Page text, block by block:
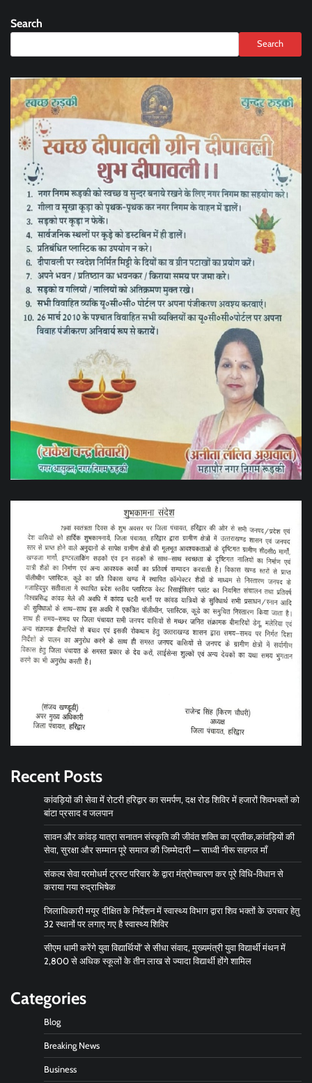
Search
Search
Recent Posts
कांवड़ियों की सेवा में रोटरी हरिद्वार का समर्पण, दक्ष रोड शिविर में हजारों शिवभक्तों को
बांटा प्रसाद व जलपान
सावन और कांवड़ यात्रा सनातन संस्कृति की जीवंत शक्ति का प्रतीक,कांवड़ियों की
सेवा, सुरक्षा और सम्मान पूरे समाज की जिम्मेदारी — साध्वी नीरू सहगल माँ
संकल्प सेवा परमोधर्म ट्रस्ट परिवार के द्वारा मंत्रोच्चारण कर पूरे विधि-विधान से
कराया गया रुद्राभिषेक
जिलाधिकारी मयूर दीक्षित के निर्देशन में स्वास्थ्य विभाग द्वारा शिव भक्तों के उपचार हेतु
32 स्थानों पर लगाए गए है स्वास्थ्य शिविर
सीएम धामी करेंगे युवा विद्यार्थियों’ से सीधा संवाद, मुख्यमंत्री युवा विद्यार्थी मंथन में
2,800 से अधिक स्कूलों के तीन लाख से ज्यादा विद्यार्थी होंगे शामिल
Categories
Blog
Breaking News
Business